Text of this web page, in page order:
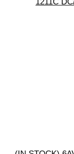
1211C